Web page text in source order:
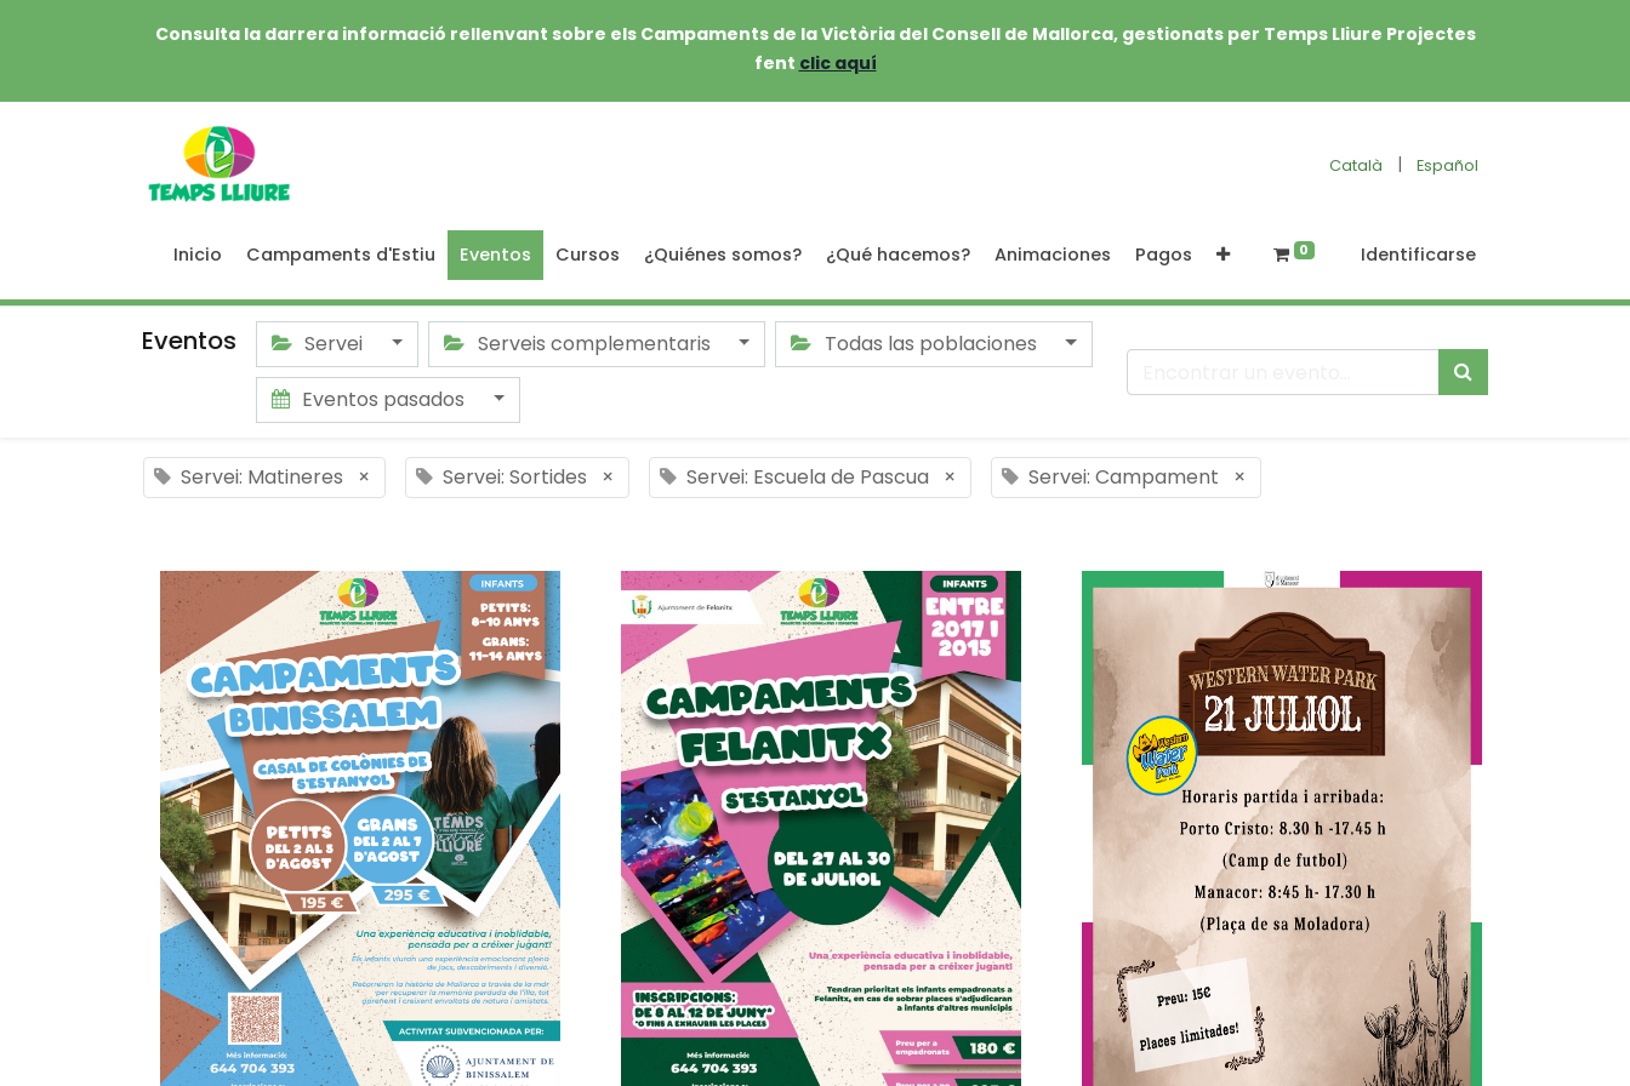
Consulta la darrera informació rellenvant sobre els Campaments de la Victòria del Consell de Mallorca, gestionats per Temps Lliure Projectes
fent clic aquí
Català | Español
Inicio Campaments d'Estiu Eventos Cursos ¿Quiénes somos? ¿Qué hacemos? Animaciones Pagos 0 Identificarse
Eventos Servei Serveis complementaris
Todas las poblaciones
Eventos pasados
Servei: Matineres × Servei: Sortides × Servei: Escuela de Pascua × Servei: Campament ×